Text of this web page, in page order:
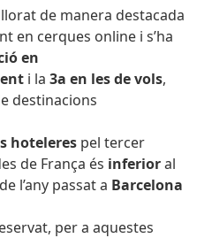
de manera destacada
en cerques online i s’ha
en
i la 3a en les de vols,
destinacions
hoteleres pel tercer
de França és inferioral
l’any passat a Barcelona
per a aquestes